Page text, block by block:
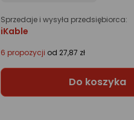
Sprzedaje i wysyła przedsiębiorca:
iKable
6 propozycji od 27,87 zł
Do koszyka